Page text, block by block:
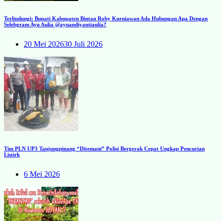
Terlindungi: Bupati Kabupaten Bintan Roby Kurniawan Ada Hubungan Apa Dengan
Selebgram Ayu Aulia @ayuandiyantiaulia?
20 Mei 202630 Juli 2026
Tim PLN UP3 Tanjungpinang “Ditemani” Polisi Bergerak Cepat Ungkap Pencurian
Listirk
6 Mei 2026